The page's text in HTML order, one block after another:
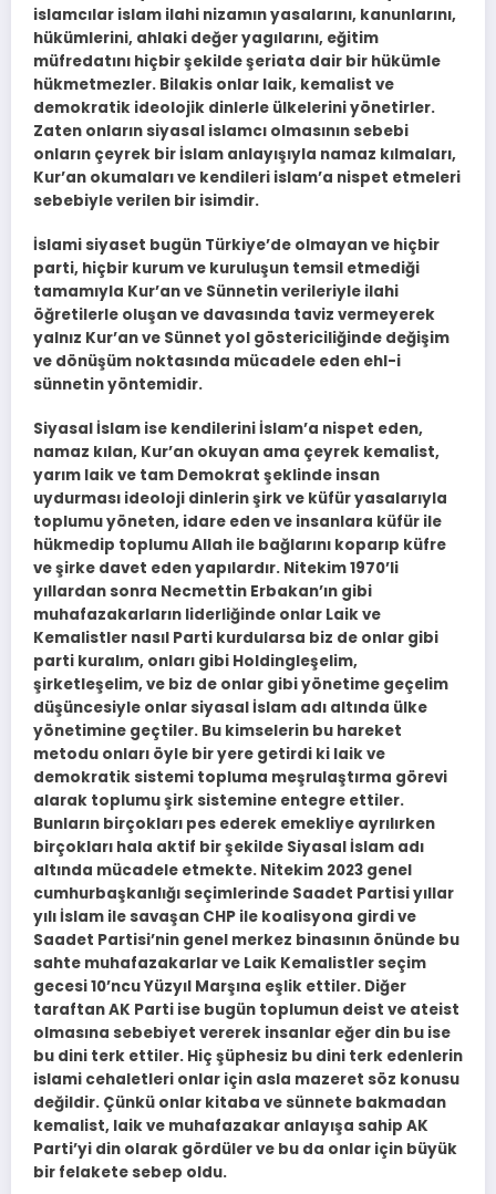
islamcılar islam ilahi nizamın yasalarını, kanunlarını,
hükümlerini, ahlaki değer yagılarını, eğitim
müfredatını hiçbir şekilde şeriata dair bir hükümle
hükmetmezler. Bilakis onlar laik, kemalist ve
demokratik ideolojik dinlerle ülkelerini yönetirler.
Zaten onların siyasal islamcı olmasının sebebi
onların çeyrek bir İslam anlayışıyla namaz kılmaları,
Kur’an okumaları ve kendileri islam’a nispet etmeleri
sebebiyle verilen bir isimdir.
İslami siyaset bugün Türkiye’de olmayan ve hiçbir
parti, hiçbir kurum ve kuruluşun temsil etmediği
tamamıyla Kur’an ve Sünnetin verileriyle ilahi
öğretilerle oluşan ve davasında taviz vermeyerek
yalnız Kur’an ve Sünnet yol göstericiliğinde değişim
ve dönüşüm noktasında mücadele eden ehl-i
sünnetin yöntemidir.
Siyasal İslam ise kendilerini İslam’a nispet eden,
namaz kılan, Kur’an okuyan ama çeyrek kemalist,
yarım laik ve tam Demokrat şeklinde insan
uydurması ideoloji dinlerin şirk ve küfür yasalarıyla
toplumu yöneten, idare eden ve insanlara küfür ile
hükmedip toplumu Allah ile bağlarını koparıp küfre
ve şirke davet eden yapılardır. Nitekim 1970’li
yıllardan sonra Necmettin Erbakan’ın gibi
muhafazakarların liderliğinde onlar Laik ve
Kemalistler nasıl Parti kurdularsa biz de onlar gibi
parti kuralım, onları gibi Holdingleşelim,
şirketleşelim, ve biz de onlar gibi yönetime geçelim
düşüncesiyle onlar siyasal İslam adı altında ülke
yönetimine geçtiler. Bu kimselerin bu hareket
metodu onları öyle bir yere getirdi ki laik ve
demokratik sistemi topluma meşrulaştırma görevi
alarak toplumu şirk sistemine entegre ettiler.
Bunların birçokları pes ederek emekliye ayrılırken
birçokları hala aktif bir şekilde Siyasal İslam adı
altında mücadele etmekte. Nitekim 2023 genel
cumhurbaşkanlığı seçimlerinde Saadet Partisi yıllar
yılı İslam ile savaşan CHP ile koalisyona girdi ve
Saadet Partisi’nin genel merkez binasının önünde bu
sahte muhafazakarlar ve Laik Kemalistler seçim
gecesi 10’ncu Yüzyıl Marşına eşlik ettiler. Diğer
taraftan AK Parti ise bugün toplumun deist ve ateist
olmasına sebebiyet vererek insanlar eğer din bu ise
bu dini terk ettiler. Hiç şüphesiz bu dini terk edenlerin
islami cehaletleri onlar için asla mazeret söz konusu
değildir. Çünkü onlar kitaba ve sünnete bakmadan
kemalist, laik ve muhafazakar anlayışa sahip AK
Parti’yi din olarak gördüler ve bu da onlar için büyük
bir felakete sebep oldu.